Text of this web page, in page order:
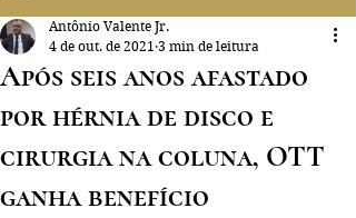
Após seis anos afastado
por hérnia de disco e
cirurgia na coluna, OTT
ganha benefício
Antônio Valente Jr.
4 de out. de 2021 3 min de leitura